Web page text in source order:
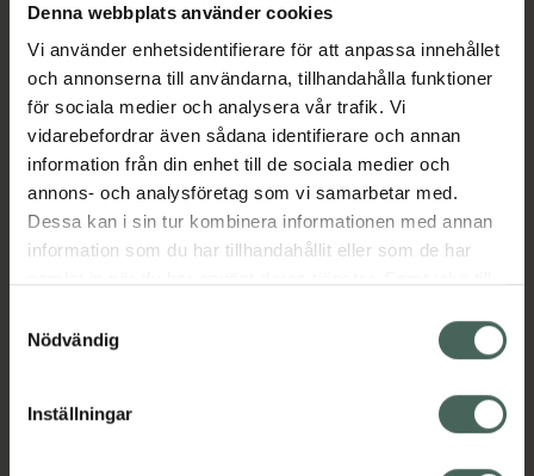
Denna webbplats använder cookies
Vi använder enhetsidentifierare för att anpassa innehållet
och annonserna till användarna, tillhandahålla funktioner
för sociala medier och analysera vår trafik. Vi
vidarebefordrar även sådana identifierare och annan
information från din enhet till de sociala medier och
annons- och analysföretag som vi samarbetar med.
Dessa kan i sin tur kombinera informationen med annan
information som du har tillhandahållit eller som de har
återkalla ditt samtycke via webbplatsens
cookieinställningar. Ett återkallat samtycke påverkar inte
lagligheten av behandling som skett innan återkallelsen.
Nödvändig
Inställningar
Beskrivning Dölj
Läs alltid bipacksedeln innan
användning.
EAN:07046265262299
Visa